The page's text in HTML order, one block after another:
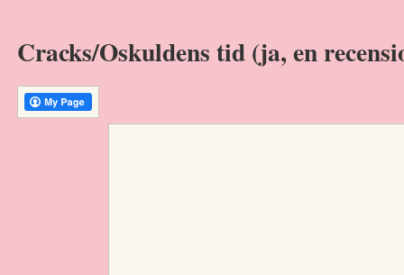
Cracks/Oskuldens tid (ja, en